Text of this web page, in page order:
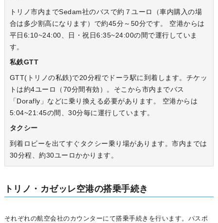
トリノ市内までSedam社のバスで約７ユーロ（車内購入の場
合は多少割高になります）で約45分～50分です。 空港からは
平日6:10~24:00、日・祝日6:35~24:00の間で運行していま
す。
私鉄GTT
GTT(トリノの私鉄)で20分程でドーラ駅に到着します。チケッ
トは約4ユーロ（70分間有効）。そこから市内までバス
「Dorafly」などに乗り換える必要があります。 空港からは
5:04~21:45の間、30分毎に運行しています。
タクシー
到着ロビーを出てすぐタクシー乗り場があります。市内までは
30分程、約30ユーロかかります。
トリノ・カゼッレ空港の搭乗手続き
それぞれの航空会社のカウンターにて搭乗手続きを行います。パスポ